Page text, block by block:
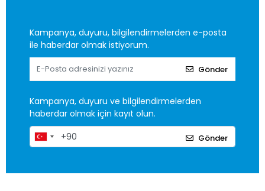
Kampanya, duyuru, bilgilendirmelerden e-posta
ile haberdar olmak istiyorum.
Gönder
Kampanya, duyuru ve bilgilendirmelerden
haberdar olmak için kayıt olun.
Gönder